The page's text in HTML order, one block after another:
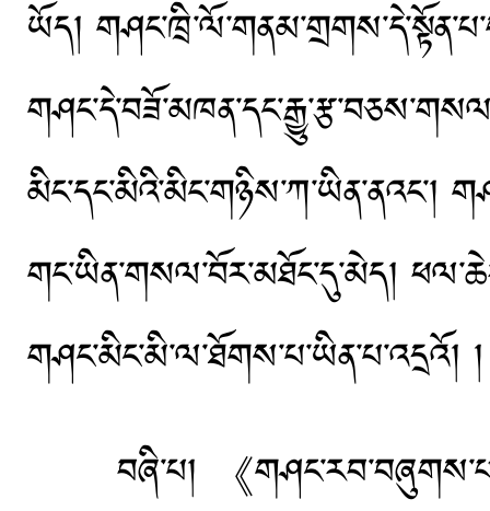
ཡོད།
མིང་དང་མིའི་མིང་གཉིས་ཀ་ཡིན་ནའང་།
གང་ཡིན་གསལ་བོར་མཐོང་དུ་མེད།
གཤང་མིང་མི་ལ་ཐོགས་པ་ཡིན་པ་འདྲའོ། །
བཞི་པ། 《